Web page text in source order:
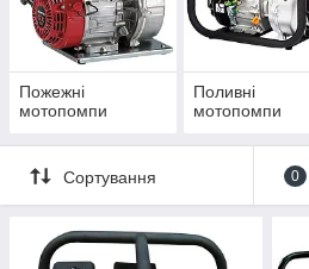
Пожежні
мотопомпи
Поливні
мотопомпи
Сортування 0